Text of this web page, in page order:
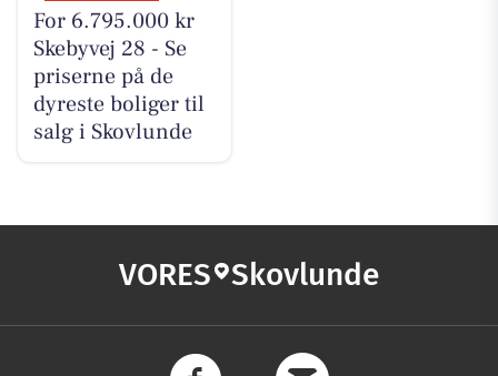
For 6.795.000 kr
Skebyvej 28 - Se
priserne på de
dyreste boliger til
salg i Skovlunde
VORES Skovlunde